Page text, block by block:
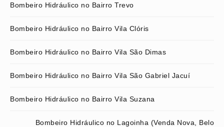
Bombeiro Hidráulico no Bairro Trevo
Bombeiro Hidráulico no Bairro Vila Clóris
Bombeiro Hidráulico no Bairro Vila São Dimas
Bombeiro Hidráulico no Bairro Vila São Gabriel Jacuí
Bombeiro Hidráulico no Bairro Vila Suzana
Bombeiro Hidráulico no Lagoinha (Venda Nova, Belo